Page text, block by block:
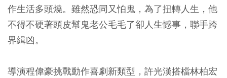
作生活多頭燒。雖然恐同又怕鬼，為了扭轉人生，他
不得不硬著頭皮幫鬼老公毛毛了卻人生憾事，聯手跨
界緝凶。
導演程偉豪挑戰動作喜劇新類型，許光漢搭檔林柏宏